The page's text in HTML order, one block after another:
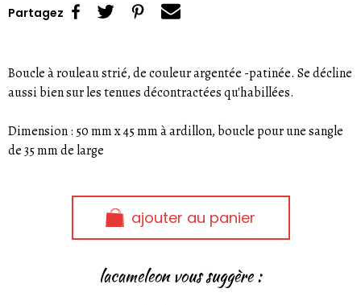
Partagez
Boucle à rouleau strié, de couleur argentée -patinée. Se décline
aussi bien sur les tenues décontractées qu'habillées.
Dimension : 50 mm x 45 mm à ardillon, boucle pour une sangle
de 35 mm de large
ajouter au panier
lacameleon vous suggère :